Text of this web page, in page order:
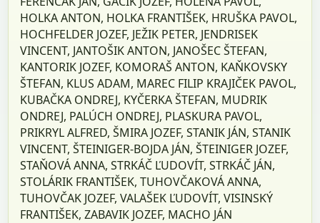
HOLKA ANTON, HOLKA FRANTIŠEK, HRUŠKA PAVOL,
HOCHFELDER JOZEF, JEŽIK PETER, JENDRISEK
VINCENT, JANTOŠIK ANTON, JANOŠEC ŠTEFAN,
KANTORIK JOZEF, KOMORAŠ ANTON, KAŇKOVSKY
ŠTEFAN, KLUS ADAM, MAREC FILIP KRAJIČEK PAVOL,
KUBAČKA ONDREJ, KYČERKA ŠTEFAN, MUDRIK
ONDREJ, PALÚCH ONDREJ, PLASKURA PAVOL,
PRIKRYL ALFRED, ŠMIRA JOZEF, STANIK JÁN, STANIK
VINCENT, ŠTEINIGER-BOJDA JÁN, ŠTEINIGER JOZEF,
STAŇOVÁ ANNA, STRKÁČ ĽUDOVÍT, STRKÁČ JÁN,
STOLÁRIK FRANTIŠEK, TUHOVČAKOVÁ ANNA,
TUHOVČAK JOZEF, VALAŠEK ĽUDOVÍT, VISINSKÝ
FRANTIŠEK, ZABAVIK JOZEF, MACHO JÁN